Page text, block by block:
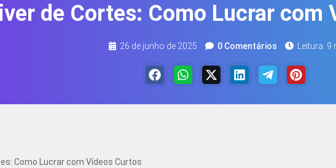
de Cortes: Como Lucrar com
26 de junho de 2025 0 Comentários Leitura: 9
Como Lucrar com Vídeos Curtos